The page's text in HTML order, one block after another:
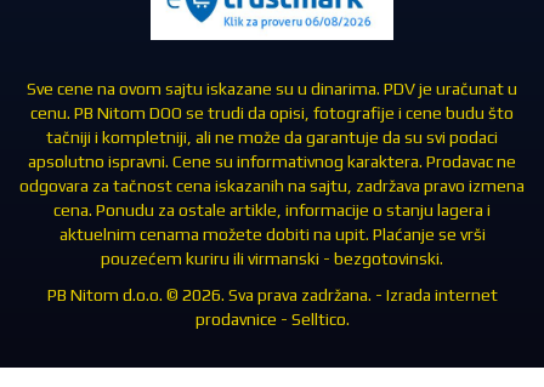
Sve cene na ovom sajtu iskazane su u dinarima. PDV je uračunat u
cenu. PB Nitom DOO se trudi da opisi, fotografije i cene budu što
tačniji i kompletniji, ali ne može da garantuje da su svi podaci
apsolutno ispravni. Cene su informativnog karaktera. Prodavac ne
odgovara za tačnost cena iskazanih na sajtu, zadržava pravo izmena
cena. Ponudu za ostale artikle, informacije o stanju lagera i
aktuelnim cenama možete dobiti na upit. Plaćanje se vrši
pouzećem kuriru ili virmanski - bezgotovinski.
PB Nitom d.o.o. © 2026. Sva prava zadržana. - Izrada internet
prodavnice - Selltico.